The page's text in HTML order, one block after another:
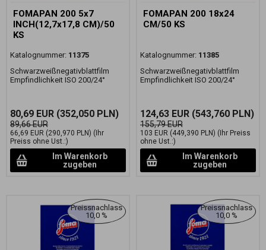
FOMAPAN 200 5x7
INCH(12,7x17,8 CM)/50
KS
Katalognummer: 11375
Schwarzweißnegativblattfilm
Empfindlichkeit ISO 200/24°
80,69 EUR (352,050 PLN)
89,66 EUR
66,69 EUR (290,970 PLN) (Ihr
Preiss ohne Ust.:)
Im Warenkorb
zugeben
FOMAPAN 200 18x24
CM/50 KS
Katalognummer: 11385
Schwarzweißnegativblattfilm
Empfindlichkeit ISO 200/24°
124,63 EUR (543,760 PLN)
155,79 EUR
103 EUR (449,390 PLN) (Ihr Preiss
ohne Ust.:)
Im Warenkorb
zugeben
Preissnachlass
10,0 %
Preissnachlass
10,0 %